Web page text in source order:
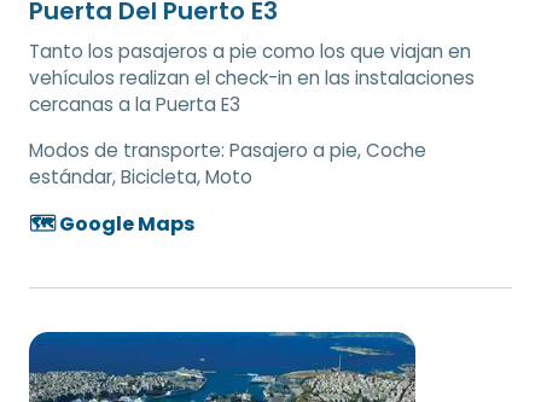
Puerta Del Puerto E3
Tanto los pasajeros a pie como los que viajan en
vehículos realizan el check-in en las instalaciones
cercanas a la Puerta E3
Modos de transporte: Pasajero a pie, Coche
estándar, Bicicleta, Moto
🗺️ Google Maps